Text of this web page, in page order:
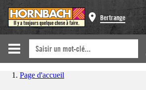
Bertrange
Page d'accueil